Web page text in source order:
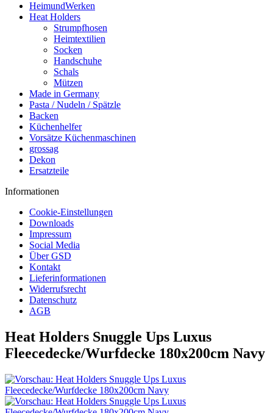
HeimundWerken
Heat Holders
Strumpfhosen
Heimtextilien
Socken
Handschuhe
Schals
Mützen
Made in Germany
Pasta / Nudeln / Spätzle
Backen
Küchenhelfer
Vorsätze Küchenmaschinen
grossag
Dekon
Ersatzteile
Informationen
Cookie-Einstellungen
Downloads
Impressum
Social Media
Über GSD
Kontakt
Lieferinformationen
Widerrufsrecht
Datenschutz
AGB
Heat Holders Snuggle Ups Luxus
Fleecedecke/Wurfdecke 180x200cm Navy